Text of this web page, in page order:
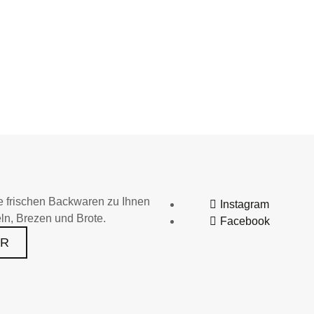
frischen Backwaren zu Ihnen
Brezen und Brote.
Instagram
Facebook